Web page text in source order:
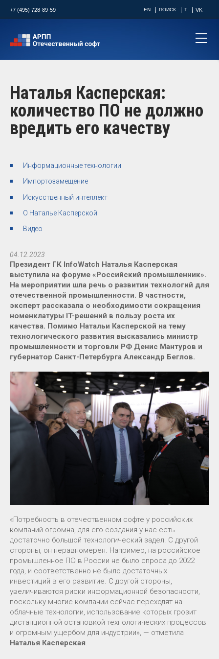
+7 (495) 728-89-59 EN ПОИСК T VK
Наталья Касперская:
количество ПО не должно
вредить его качеству
Информационные технологии
Импортозамещение
Искусственный интеллект
О Наталье Касперской
Видео
04.12.2023
Президент ГК InfoWatch Наталья Касперская
выступила на форуме «Российский промышленник».
На мероприятии шла речь о развитии технологий для
отечественной промышленности. В частности,
эксперт рассказала о необходимости сокращения
номенклатуры IT-решений в пользу роста их
качества. Помимо Натальи Касперской на тему
технологического развития высказались министр
промышленности и торговли РФ Денис Мантуров и
губернатор Санкт-Петербурга Александр Беглов.
«Потребность в отечественном софте у российских
компаний огромна, для его создания у нас есть
достаточно большой технологический задел. С другой
стороны, он неравномерен. Например, на российское
промышленное ПО в России не было спроса до 2022
года, и соответственно не было достаточных
инвестиций в его развитие. С другой стороны,
увеличиваются риски информационной безопасности,
поскольку многие компании сейчас переходят на
облачные технологии, использование которых грозит
дистанционной остановкой технологических процессов
и огромным ущербом для индустрии», — отметила
Наталья Касперская